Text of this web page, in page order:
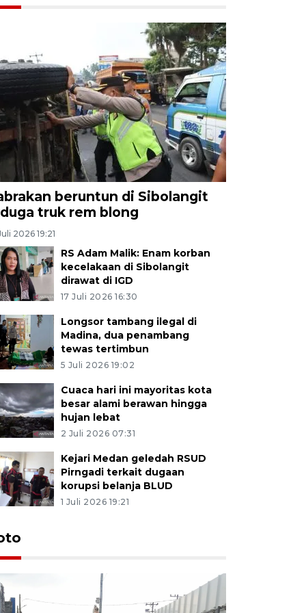
beruntun di Sibolangit
truk rem blong
2026 19:21
RS Adam Malik: Enam korban
kecelakaan di Sibolangit
dirawat di IGD
17 Juli 2026 16:30
Longsor tambang ilegal di
Madina, dua penambang
tewas tertimbun
5 Juli 2026 19:02
Cuaca hari ini mayoritas kota
besar alami berawan hingga
hujan lebat
2 Juli 2026 07:31
Kejari Medan geledah RSUD
Pirngadi terkait dugaan
korupsi belanja BLUD
1 Juli 2026 19:21